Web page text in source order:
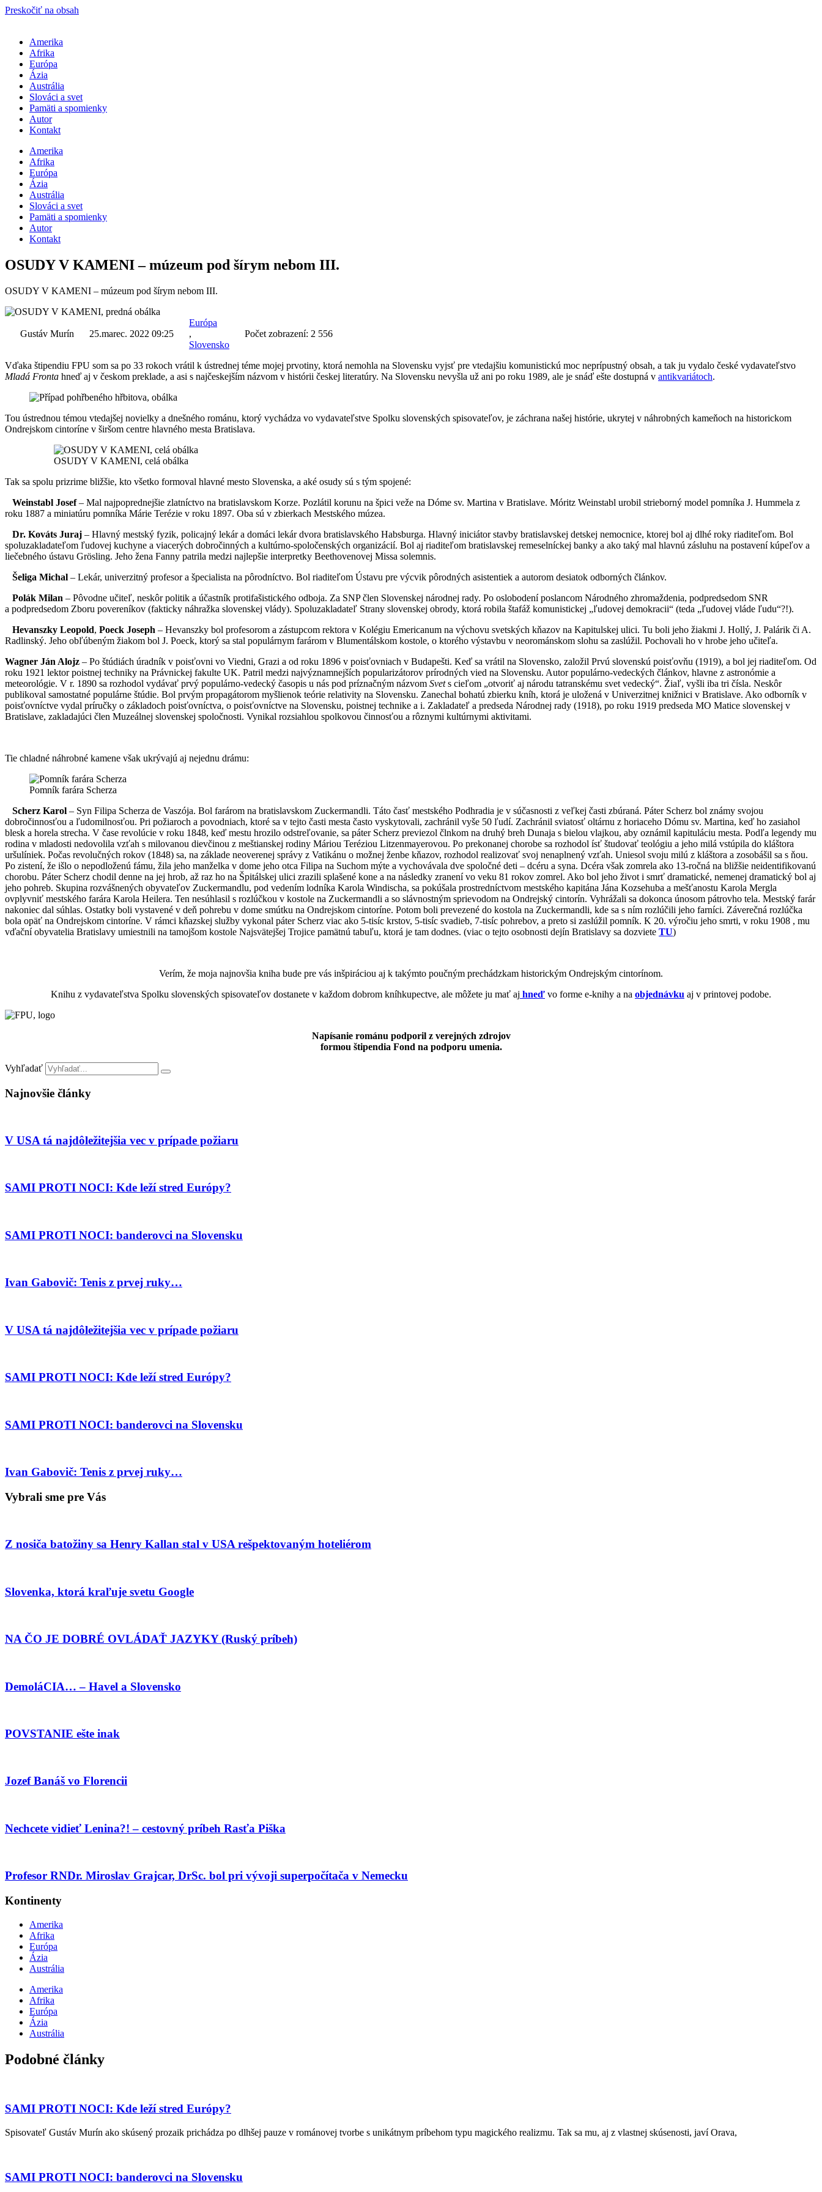
Preskočiť na obsah
Amerika
Afrika
Európa
Ázia
Austrália
Slováci a svet
Pamäti a spomienky
Autor
Kontakt
Amerika
Afrika
Európa
Ázia
Austrália
Slováci a svet
Pamäti a spomienky
Autor
Kontakt
OSUDY V KAMENI – múzeum pod šírym nebom III.
OSUDY V KAMENI – múzeum pod šírym nebom III.
Gustáv Murín 25.marec. 2022 09:25
Európa
,
Slovensko
Počet zobrazení: 2 556
Vďaka štipendiu FPU som sa po 33 rokoch vrátil k ústrednej téme mojej prvotiny, ktorá nemohla na Slovensku vyjsť pre vtedajšiu komunistickú moc neprípustný obsah, a tak ju vydalo české vydavateľstvo
Mladá Fronta hneď aj v českom preklade, a asi s najčeskejším názvom v histórii českej literatúry. Na Slovensku nevyšla už ani po roku 1989, ale je snáď ešte dostupná v antikvariátoch.
Tou ústrednou témou vtedajšej novielky a dnešného románu, ktorý vychádza vo vydavateľstve Spolku slovenských spisovateľov, je záchrana našej histórie, ukrytej v náhrobných kameňoch na historickom
Ondrejskom cintoríne v širšom centre hlavného mesta Bratislava.
OSUDY V KAMENI, celá obálka
Tak sa spolu prizrime bližšie, kto všetko formoval hlavné mesto Slovenska, a aké osudy sú s tým spojené:
Weinstabl Josef– Mal najpoprednejšie zlatníctvo na bratislavskom Korze. Pozlátil korunu na špici veže na Dóme sv. Martina v Bratislave. Móritz Weinstabl urobil strieborný model pomníka J. Hummela z
roku 1887 a miniatúru pomníka Márie Terézie v roku 1897. Oba sú v zbierkach Mestského múzea.
Dr. Kováts Juraj – Hlavný mestský fyzik, policajný lekár a domáci lekár dvora bratislavského Habsburga. Hlavný iniciátor stavby bratislavskej detskej nemocnice, ktorej bol aj dlhé roky riaditeľom. Bol
spoluzakladateľom ľudovej kuchyne a viacerých dobročinných a kultúrno-spoločenských organizácií. Bol aj riaditeľom bratislavskej remeselníckej banky a ako taký mal hlavnú zásluhu na postavení kúpeľov a
liečebného ústavu Grösling. Jeho žena Fanny patrila medzi najlepšie interpretky Beethovenovej Missa solemnis.
Šeliga Michal – Lekár, univerzitný profesor a špecialista na pôrodníctvo. Bol riaditeľom Ústavu pre výcvik pôrodných asistentiek a autorom desiatok odborných článkov.
Polák Milan – Pôvodne učiteľ, neskôr politik a účastník protifašistického odboja. Za SNP člen Slovenskej národnej rady. Po oslobodení poslancom Národného zhromaždenia, podpredsedom SNR
a podpredsedom Zboru povereníkov (fakticky náhražka slovenskej vlády). Spoluzakladateľ Strany slovenskej obrody, ktorá robila štafáž komunistickej „ľudovej demokracii“ (teda „ľudovej vláde ľudu“?!).
Hevanszky Leopold, Poeck Joseph – Hevanszky bol profesorom a zástupcom rektora v Kolégiu Emericanum na výchovu svetských kňazov na Kapitulskej ulici. Tu boli jeho žiakmi J. Hollý, J. Palárik či A.
Radlinský. Jeho obľúbeným žiakom bol J. Poeck, ktorý sa stal populárnym farárom v Blumentálskom kostole, o ktorého výstavbu v neorománskom slohu sa zaslúžil. Pochovali ho v hrobe jeho učiteľa.
Wagner Ján Alojz – Po štúdiách úradník v poisťovni vo Viedni, Grazi a od roku 1896 v poisťovniach v Budapešti. Keď sa vrátil na Slovensko, založil Prvú slovenskú poisťovňu (1919), a bol jej riaditeľom. Od
roku 1921 lektor poistnej techniky na Právnickej fakulte UK. Patril medzi najvýznamnejších popularizátorov prírodných vied na Slovensku. Autor populárno-vedeckých článkov, hlavne z astronómie a
meteorológie. V r. 1890 sa rozhodol vydávať prvý populárno-vedecký časopis u nás pod príznačným názvom Svets cieľom „otvoriť aj národu tatranskému svet vedecký“. Žiaľ, vyšli iba tri čísla. Neskôr
publikoval samostatné populárne štúdie. Bol prvým propagátorom myšlienok teórie relativity na Slovensku. Zanechal bohatú zbierku kníh, ktorá je uložená v Univerzitnej knižnici v Bratislave. Ako odborník v
poisťovníctve vydal príručky o základoch poisťovníctva, o poisťovníctve na Slovensku, poistnej technike a i. Zakladateľ a predseda Národnej rady (1918), po roku 1919 predseda MO Matice slovenskej v
Bratislave, zakladajúci člen Muzeálnej slovenskej spoločnosti. Vynikal rozsiahlou spolkovou činnosťou a rôznymi kultúrnymi aktivitami.
Tie chladné náhrobné kamene však ukrývajú aj nejednu drámu:
Pomník farára Scherza
Scherz Karol – Syn Filipa Scherza de Vaszója. Bol farárom na bratislavskom Zuckermandli. Táto časť mestského Podhradia je v súčasnosti z veľkej časti zbúraná. Páter Scherz bol známy svojou
dobročinnosťou a ľudomilnosťou. Pri požiaroch a povodniach, ktoré sa v tejto časti mesta často vyskytovali, zachránil vyše 50 ľudí. Zachránil sviatosť oltárnu z horiaceho Dómu sv. Martina, keď ho zasiahol
blesk a horela strecha. V čase revolúcie v roku 1848, keď mestu hrozilo odstreľovanie, sa páter Scherz previezol člnkom na druhý breh Dunaja s bielou vlajkou, aby oznámil kapituláciu mesta. Podľa legendy mu
rodina v mladosti nedovolila vzťah s milovanou dievčinou z meštianskej rodiny Máriou Teréziou Litzenmayerovou. Po prekonanej chorobe sa rozhodol ísť študovať teológiu a jeho milá vstúpila do kláštora
uršulíniek. Počas revolučných rokov (1848) sa, na základe neoverenej správy z Vatikánu o možnej ženbe kňazov, rozhodol realizovať svoj nenaplnený vzťah. Uniesol svoju milú z kláštora a zosobášil sa s ňou.
Po zistení, že išlo o nepodloženú fámu, žila jeho manželka v dome jeho otca Filipa na Suchom mýte a vychovávala dve spoločné deti – dcéru a syna. Dcéra však zomrela ako 13-ročná na bližšie neidentifikovanú
chorobu. Páter Scherz chodil denne na jej hrob, až raz ho na Špitálskej ulici zrazili splašené kone a na následky zranení vo veku 81 rokov zomrel. Ako bol jeho život i smrť dramatické, nemenej dramatický bol aj
jeho pohreb. Skupina rozvášnených obyvateľov Zuckermandlu, pod vedením lodníka Karola Windischa, sa pokúšala prostredníctvom mestského kapitána Jána Kozsehuba a mešťanostu Karola Mergla
ovplyvniť mestského farára Karola Heilera. Ten nesúhlasil s rozlúčkou v kostole na Zuckermandli a so slávnostným sprievodom na Ondrejský cintorín. Vyhrážali sa dokonca únosom pátrovho tela. Mestský farár
nakoniec dal súhlas. Ostatky boli vystavené v deň pohrebu v dome smútku na Ondrejskom cintoríne. Potom boli prevezené do kostola na Zuckermandli, kde sa s ním rozlúčili jeho farníci. Záverečná rozlúčka
bola opäť na Ondrejskom cintoríne. V rámci kňazskej služby vykonal páter Scherz viac ako 5-tisíc krstov, 5-tisíc svadieb, 7-tisíc pohrebov, a preto si zaslúžil pomník. K 20. výročiu jeho smrti, v roku 1908 , mu
vďační obyvatelia Bratislavy umiestnili na tamojšom kostole Najsvätejšej Trojice pamätnú tabuľu, ktorá je tam dodnes. (viac o tejto osobnosti dejín Bratislavy sa dozviete TU)
Verím, že moja najnovšia kniha bude pre vás inšpiráciou aj k takýmto poučným prechádzkam historickým Ondrejským cintorínom.
Knihu z vydavateľstva Spolku slovenských spisovateľov dostanete v každom dobrom kníhkupectve, ale môžete ju mať aj hneď vo forme e-knihy a na objednávku aj v printovej podobe.
Napísanie románu podporil z verejných zdrojov
formou štipendia Fond na podporu umenia.
Vyhľadať
Najnovšie články
V USA tá najdôležitejšia vec v prípade požiaru
SAMI PROTI NOCI: Kde leží stred Európy?
SAMI PROTI NOCI: banderovci na Slovensku
Ivan Gabovič: Tenis z prvej ruky…
V USA tá najdôležitejšia vec v prípade požiaru
SAMI PROTI NOCI: Kde leží stred Európy?
SAMI PROTI NOCI: banderovci na Slovensku
Ivan Gabovič: Tenis z prvej ruky…
Vybrali sme pre Vás
Z nosiča batožiny sa Henry Kallan stal v USA rešpektovaným hoteliérom
Slovenka, ktorá kraľuje svetu Google
NA ČO JE DOBRÉ OVLÁDAŤ JAZYKY (Ruský príbeh)
DemoláCIA… – Havel a Slovensko
POVSTANIE ešte inak
Jozef Banáš vo Florencii
Nechcete vidieť Lenina?! – cestovný príbeh Rasťa Piška
Profesor RNDr. Miroslav Grajcar, DrSc. bol pri vývoji superpočítača v Nemecku
Kontinenty
Amerika
Afrika
Európa
Ázia
Austrália
Amerika
Afrika
Európa
Ázia
Austrália
Podobné články
SAMI PROTI NOCI: Kde leží stred Európy?
Spisovateľ Gustáv Murín ako skúsený prozaik prichádza po dlhšej pauze v románovej tvorbe s unikátnym príbehom typu magického realizmu. Tak sa mu, aj z vlastnej skúsenosti, javí Orava,
SAMI PROTI NOCI: banderovci na Slovensku